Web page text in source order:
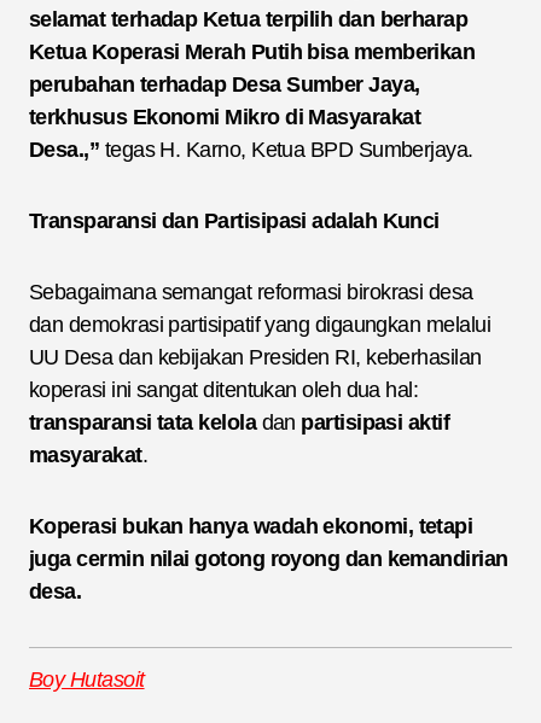
selamat terhadap Ketua terpilih dan berharap
Ketua Koperasi Merah Putih bisa memberikan
perubahan terhadap Desa Sumber Jaya,
terkhusus Ekonomi Mikro di Masyarakat
Desa.,” tegas H. Karno, Ketua BPD Sumberjaya.
Transparansi dan Partisipasi adalah Kunci
Sebagaimana semangat reformasi birokrasi desa
dan demokrasi partisipatif yang digaungkan melalui
UU Desa dan kebijakan Presiden RI, keberhasilan
koperasi ini sangat ditentukan oleh dua hal:
transparansi tata keloladan partisipasi aktif
masyarakat.
Koperasi bukan hanya wadah ekonomi, tetapi
juga cermin nilai gotong royong dan kemandirian
desa.
Boy Hutasoit